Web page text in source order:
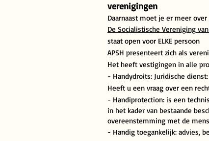
verenigingen
Daarnaast moet je er meer
De Socialistische Vereniging
staat open voor ELKE persoon
APSH presenteert zich als
Het heeft vestigingen in alle
- Handydroits: Juridische dienst:
Heeft u een vraag over een
- Handiprotection: is een
in het kader van bestaande
overeenstemming met de
- Handig toegankelijk: advies,